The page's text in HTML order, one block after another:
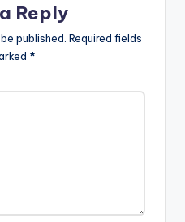
Reply
published. Required fields
*